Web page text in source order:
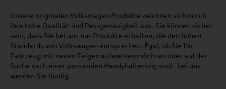
Unsere originalen Volkswagen Produkte zeichnen sich durch
ihre hohe Qualität und Passgenauigkeit aus. Sie können sicher
sein, dass Sie bei uns nur Produkte erhalten, die den hohen
Standards von Volkswagen entsprechen. Egal, ob Sie Ihr
Fahrzeug mit neuen Felgen aufwerten möchten oder auf der
Suche nach einer passenden Handyhalterung sind - bei uns
werden Sie fündig.